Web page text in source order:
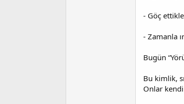
- Göç
- Zamanla
Bugün
Bu kimlik,
Onlar